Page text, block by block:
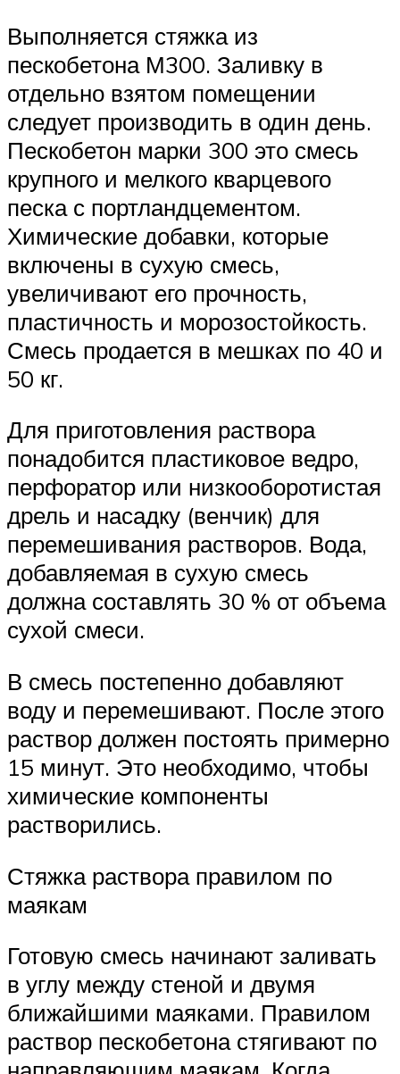
Выполняется стяжка из
пескобетона М300. Заливку в
отдельно взятом помещении
следует производить в один день.
Пескобетон марки 300 это смесь
крупного и мелкого кварцевого
песка с портландцементом.
Химические добавки, которые
включены в сухую смесь,
увеличивают его прочность,
пластичность и морозостойкость.
Смесь продается в мешках по 40 и
50 кг.
Для приготовления раствора
понадобится пластиковое ведро,
перфоратор или низкооборотистая
дрель и насадку (венчик) для
перемешивания растворов. Вода,
добавляемая в сухую смесь
должна составлять 30 % от объема
сухой смеси.
В смесь постепенно добавляют
воду и перемешивают. После этого
раствор должен постоять примерно
15 минут. Это необходимо, чтобы
химические компоненты
растворились.
Стяжка раствора правилом по
маякам
Готовую смесь начинают заливать
в углу между стеной и двумя
ближайшими маяками. Правилом
раствор пескобетона стягивают по